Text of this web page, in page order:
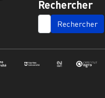
Rechercher
SEARCH